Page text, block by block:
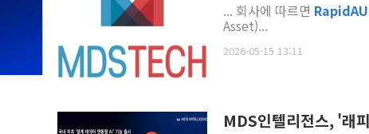
... 회사에 따르면
Asset)...
2026-05-15 13:11
MDS인텔리전스, '래